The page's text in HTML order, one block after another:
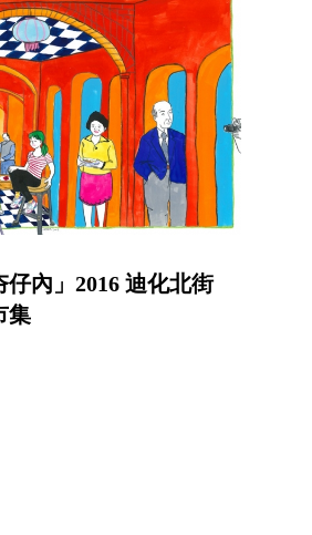
仔內」2016 迪化北街
集